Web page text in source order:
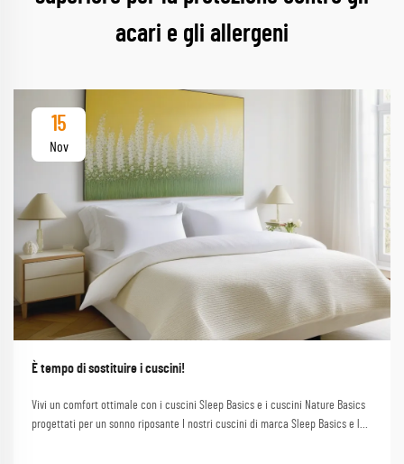
acari e gli allergeni
15
Nov
È tempo di sostituire i cuscini!
Vivi un comfort ottimale con i cuscini Sleep Basics e i cuscini Nature Basics
progettati per un sonno riposante I nostri cuscini di marca Sleep Basics e le